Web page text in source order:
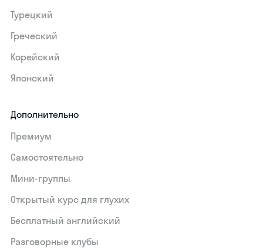
Турецкий
Греческий
Корейский
Японский
Дополнительно
Премиум
Самостоятельно
Мини-группы
Открытый курс для глухих
Бесплатный английский
Разговорные клубы